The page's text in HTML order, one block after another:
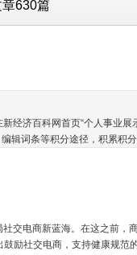
630篇
经济百科网首页“个人事业
辑词条等积分途径，积累积
交电商新蓝海。在这之前
励社交电商，支持健康规